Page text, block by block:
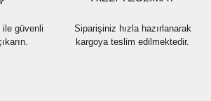
güvenli
Siparişiniz hızla hazırlanarak
kargoya teslim edilmektedir.